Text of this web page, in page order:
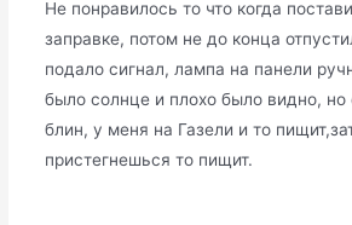
Не понравилось то что когда
заправке, потом не до конца
подало сигнал, лампа на панели
было солнце и плохо было видно, но
блин, у меня на Газели и то
пристегнешься то пищит.